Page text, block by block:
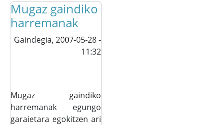
Mugaz gaindiko
harremanak
Gaindegia, 2007-05-28 -
11:32
Mugaz gaindiko
harremanak egungo
garaietara egokitzen ari